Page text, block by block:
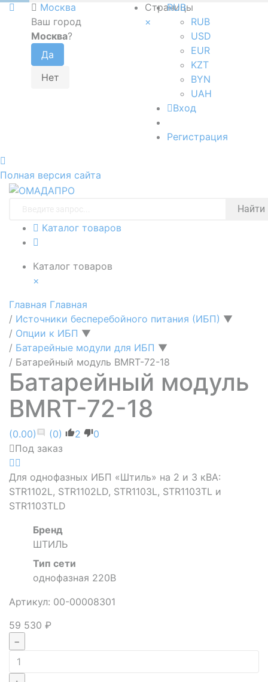
Москва
Ваш город
Москва?
Страницы
×
RUB
RUB
USD
EUR
KZT
BYN
UAH
Вход
Регистрация
Полная версия сайта
Найти
Каталог товаров
Каталог товаров
×
Главная Главная
/ Источники бесперебойного питания (ИБП) ▼
/ Опции к ИБП ▼
/ Батарейные модули для ИБП ▼
/ Батарейный модуль BMRT-72-18
Батарейный модуль
BMRT-72-18
(0.00) (0) 2
0
Под заказ
Для однофазных ИБП «Штиль» на 2 и 3 кВА:
STR1102L, STR1102LD, STR1103L, STR1103ТL и
STR1103TLD
Бренд
ШТИЛЬ
Тип сети
однофазная 220В
Артикул: 00-00008301
59 530 ₽
−